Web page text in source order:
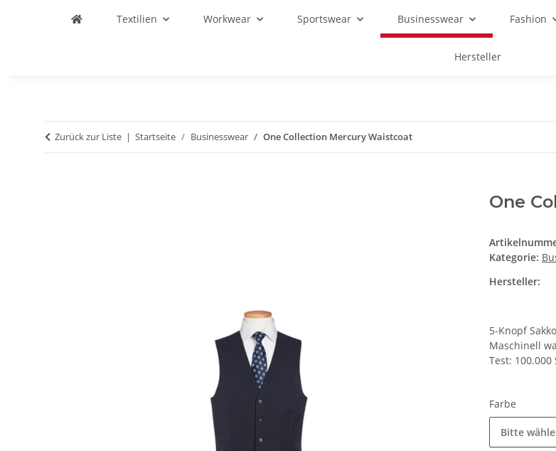
Textilien Workwear Sportswear Businesswear Fashion
Hersteller
Zurück zur Liste Startseite Businesswear One Collection Mercury Waistcoat
One
Kategorie:
Hersteller:
5-Knopf
Maschinell
Test:
Farbe
Bitte